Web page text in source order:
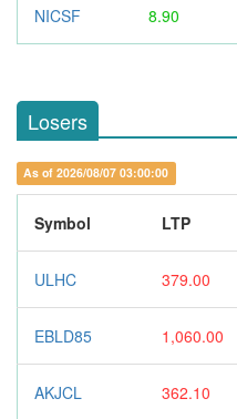
NICSF 8.90
Losers
As of 2026/08/07 03:00:00
Symbol LTP
ULHC 379.00
EBLD85 1,060.00
AKJCL 362.10